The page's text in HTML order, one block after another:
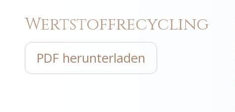
Wertstoffrecycling
PDF herunterladen